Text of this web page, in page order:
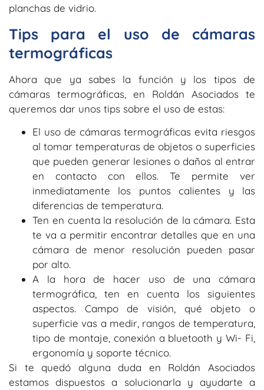
planchas de vidrio.
Tips para el uso de cámaras
termográficas
Ahora que ya sabes la función y los tipos de
cámaras termográficas, en Roldán Asociados te
queremos dar unos tips sobre el uso de estas:
El uso de cámaras termográficas evita riesgos
al tomar temperaturas de objetos o superficies
que pueden generar lesiones o daños al entrar
en contacto con ellos. Te permite ver
inmediatamente los puntos calientes y las
diferencias de temperatura.
Ten en cuenta la resolución de la cámara. Esta
te va a permitir encontrar detalles que en una
cámara de menor resolución pueden pasar
por alto.
A la hora de hacer uso de una cámara
termográfica, ten en cuenta los siguientes
aspectos. Campo de visión, qué objeto o
superficie vas a medir, rangos de temperatura,
tipo de montaje, conexión a bluetooth y Wi- Fi,
ergonomía y soporte técnico.
Si te quedó alguna duda en Roldán Asociados
estamos dispuestos a solucionarla y ayudarte a